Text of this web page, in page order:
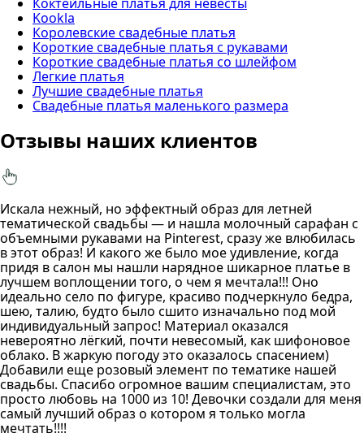
Kookla
Королевские свадебные платья
Короткие свадебные платья с рукавами
Короткие свадебные платья со шлейфом
Легкие платья
Лучшие свадебные платья
Свадебные платья маленького размера
Отзывы наших клиентов
Искала нежный, но эффектный образ для летней
тематической свадьбы — и нашла молочный сарафан с
объемными рукавами на Pinterest, сразу же влюбилась
в этот образ! И какого же было мое удивление, когда
придя в салон мы нашли нарядное шикарное платье в
лучшем воплощении того, о чем я мечтала!!! Оно
идеально село по фигуре, красиво подчеркнуло бедра,
шею, талию, будто было сшито изначально под мой
индивидуальный запрос! Материал оказался
невероятно лёгкий, почти невесомый, как шифоновое
облако. В жаркую погоду это оказалось спасением)
Добавили еще розовый элемент по тематике нашей
свадьбы. Спасибо огромное вашим специалистам, это
просто любовь на 1000 из 10! Девочки создали для меня
самый лучший образ о котором я только могла
мечтать!!!!